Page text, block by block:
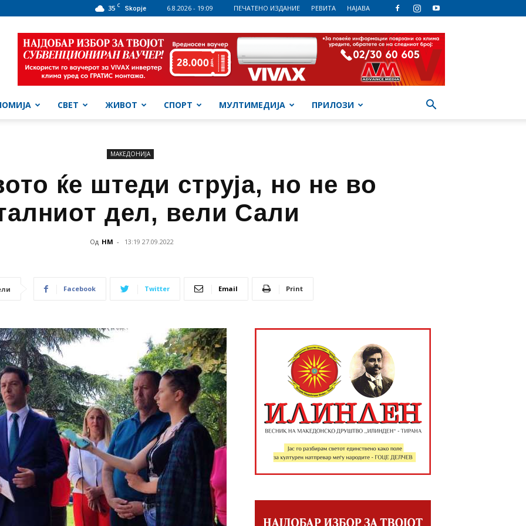
35 C Skopje 6.8.2026 - 19:09 ПЕЧАТЕНО ИЗДАНИЕ РЕВИТА НАЈАВА
СВЕТ ЖИВОТ СПОРТ МУЛТИМЕДИЈА ПРИЛОЗИ
МАКЕДОНИЈА
ќе штеди струја, но не во
дел, вели Сали
Од НМ - 13:19 27.09.2022
Facebook Twitter Email Print